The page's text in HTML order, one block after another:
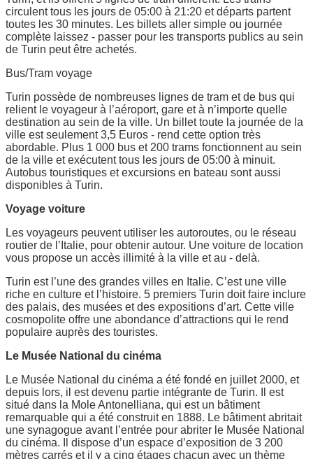
circulent tous les jours de 05:00 à 21:20 et départs partent
toutes les 30 minutes. Les billets aller simple ou journée
complète laissez - passer pour les transports publics au sein
de Turin peut être achetés.
Bus/Tram voyage
Turin possède de nombreuses lignes de tram et de bus qui
relient le voyageur à l’aéroport, gare et à n’importe quelle
destination au sein de la ville. Un billet toute la journée de la
ville est seulement 3,5 Euros - rend cette option très
abordable. Plus 1 000 bus et 200 trams fonctionnent au sein
de la ville et exécutent tous les jours de 05:00 à minuit.
Autobus touristiques et excursions en bateau sont aussi
disponibles à Turin.
Voyage voiture
Les voyageurs peuvent utiliser les autoroutes, ou le réseau
routier de l’Italie, pour obtenir autour. Une voiture de location
vous propose un accès illimité à la ville et au - delà.
Turin est l’une des grandes villes en Italie. C’est une ville
riche en culture et l’histoire. 5 premiers Turin doit faire inclure
des palais, des musées et des expositions d’art. Cette ville
cosmopolite offre une abondance d’attractions qui le rend
populaire auprès des touristes.
Le Musée National du cinéma
Le Musée National du cinéma a été fondé en juillet 2000, et
depuis lors, il est devenu partie intégrante de Turin. Il est
situé dans la Mole Antonelliana, qui est un bâtiment
remarquable qui a été construit en 1888. Le bâtiment abritait
une synagogue avant l’entrée pour abriter le Musée National
du cinéma. Il dispose d’un espace d’exposition de 3 200
mètres carrés et il y a cinq étages chacun avec un thème